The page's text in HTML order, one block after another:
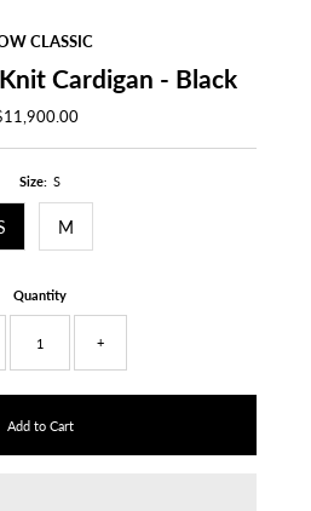
CLASSIC
Cardigan - Black
Regular
Size: S
M
Quantity
+